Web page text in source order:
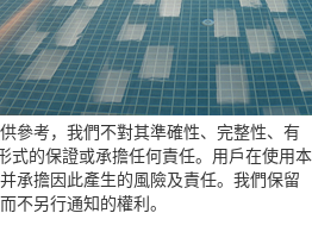
參考，我們不對其準確性、完整性、有
式的保證或承擔任何責任。用戶在使用本
承擔因此產生的風險及責任。我們保留
不另行通知的權利。